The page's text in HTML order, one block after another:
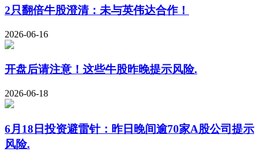
2只翻倍牛股澄清：未与英伟达合作！
2026-06-16
开盘后请注意！这些牛股昨晚提示风险.
2026-06-18
6月18日投资避雷针：昨日晚间逾70家A股公司提示
风险.